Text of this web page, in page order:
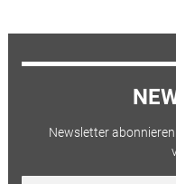
Newsletter